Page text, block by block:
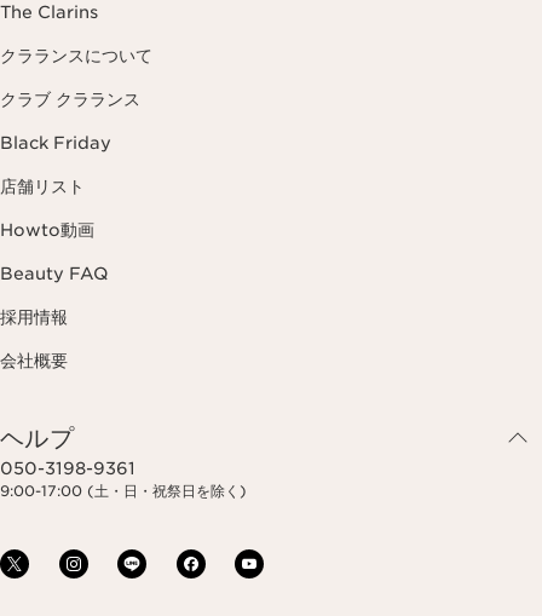
The Clarins
クラランスについて
クラブ クラランス
Black Friday
店舗リスト
Howto動画
Beauty FAQ
採用情報
会社概要
ヘルプ
050-3198-9361
9:00-17:00 (土・日・祝祭日を除く)